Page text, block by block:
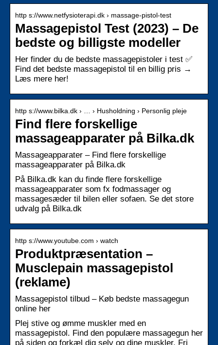
http s://www.netfysioterapi.dk › massage-pistol-test
Massagepistol Test (2023) – De
bedste og billigste modeller
Her finder du de bedste massagepistoler i test ✅
Find det bedste massagepistol til en billig pris →
Læs mere her!
http s://www.bilka.dk › … › Husholdning › Personlig pleje
Find flere forskellige
massageapparater på Bilka.dk
Massageapparater – Find flere forskellige
massageapparater på Bilka.dk
På Bilka.dk kan du finde flere forskellige
massageapparater som fx fodmassager og
massagesæder til bilen eller sofaen. Se det store
udvalg på Bilka.dk
http s://www.youtube.com › watch
Produktpræsentation –
Musclepain massagepistol
(reklame)
Massagepistol tilbud – Køb bedste massagegun
online her
Plej stive og ømme muskler med en
massagepistol. Find den populære massagegun her
på siden og forkæl dig selv og dine muskler. Fri